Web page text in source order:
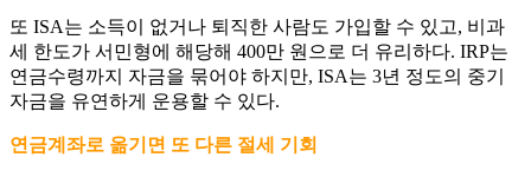
또 ISA는 소득이 없거나 퇴직한 사람도 가입할 수 있고, 비과
세 한도가 서민형에 해당해 400만 원으로 더 유리하다. IRP는
연금수령까지 자금을 묶어야 하지만, ISA는 3년 정도의 중기
자금을 유연하게 운용할 수 있다.
연금계좌로 옮기면 또 다른 절세 기회